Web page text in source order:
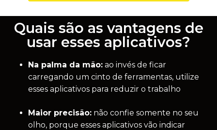
Quais são as vantagens de
usar esses aplicativos?
Na palma da mão: ao invés de ficar
carregando um cinto de ferramentas, utilize
esses aplicativos para reduzir o trabalho
Maior precisão: não confie somente no seu
olho, porque esses aplicativos vão indicar